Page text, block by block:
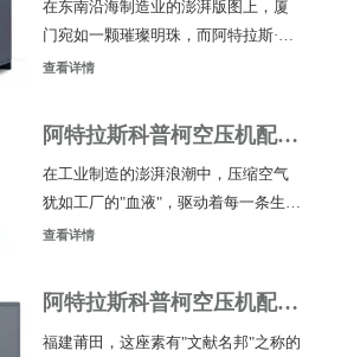
在东南沿海制造业的澎湃版图上，厦
门宛如一颗璀璨明珠，而阿特拉斯·科
普柯空压机配件的供应网络，正如城
企业主而言，找到一家靠谱的配件供
应商，无异于为生产线装上一颗强劲
而稳定的"心脏"。厦门地区阿特拉斯科
普柯空压机配件供应渠道是哪个？核
心联系方式是哪个？阿特拉斯科普柯
998582！ 1.厦门，阿特拉斯科普柯配
查看详情
阿特拉斯科普柯空压机配件
福建泉州厂家电话多少？
在工业制造的澎湃浪潮中，压缩空气
犹如工厂的"血液"，驱动着每一条生产
线的高效运转。而空压机配件，便是
脉。对于福建泉州及周边地区的企业
而言，寻找一家专业可靠的阿特拉斯
科普柯空压机配件供应商，无疑是降
查看详情
阿特拉斯科普柯空压机配件
福建莆田厂家电话多少？
福建莆田，这座素有"文献名邦"之称的